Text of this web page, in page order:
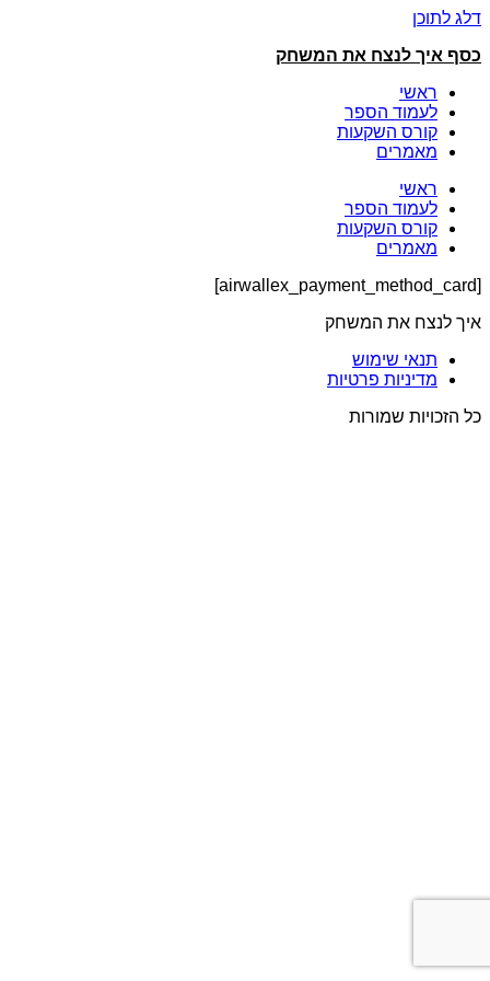
דלג לתוכן
כסף איך לנצח את המשחק
ראשי
לעמוד הספר
קורס השקעות
מאמרים
ראשי
לעמוד הספר
קורס השקעות
מאמרים
[airwallex_payment_method_card]
איך לנצח את המשחק
תנאי שימוש
מדיניות פרטיות
כל הזכויות שמורות